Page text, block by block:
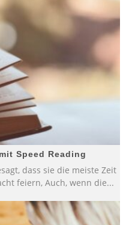
Speed Reading
dass sie die meiste Zeit
feiern, Auch, wenn die...